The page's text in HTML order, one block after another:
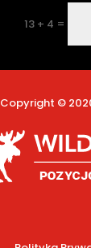
13 + 4 =
Copyright ©